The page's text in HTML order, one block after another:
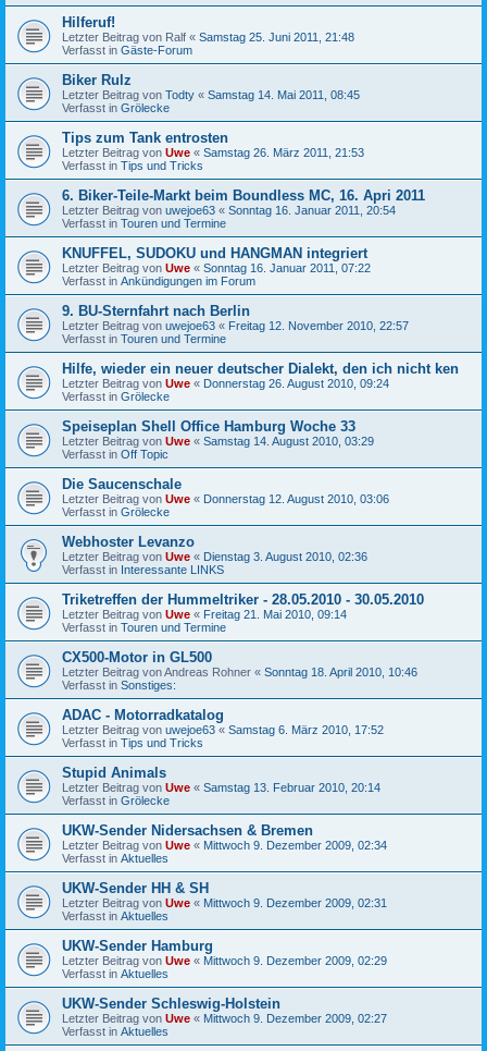
Hilferuf!
Letzter Beitrag von Ralf « Samstag 25. Juni 2011, 21:48
Verfasst in Gäste-Forum
Biker Rulz
Letzter Beitrag von Todty « Samstag 14. Mai 2011, 08:45
Verfasst in Grölecke
Tips zum Tank entrosten
Letzter Beitrag von Uwe « Samstag 26. März 2011, 21:53
Verfasst in Tips und Tricks
6. Biker-Teile-Markt beim Boundless MC, 16. Apri 2011
Letzter Beitrag von uwejoe63 « Sonntag 16. Januar 2011, 20:54
Verfasst in Touren und Termine
KNUFFEL, SUDOKU und HANGMAN integriert
Letzter Beitrag von Uwe « Sonntag 16. Januar 2011, 07:22
Verfasst in Ankündigungen im Forum
9. BU-Sternfahrt nach Berlin
Letzter Beitrag von uwejoe63 « Freitag 12. November 2010, 22:57
Verfasst in Touren und Termine
Hilfe, wieder ein neuer deutscher Dialekt, den ich nicht ken
Letzter Beitrag von Uwe « Donnerstag 26. August 2010, 09:24
Verfasst in Grölecke
Speiseplan Shell Office Hamburg Woche 33
Letzter Beitrag von Uwe « Samstag 14. August 2010, 03:29
Verfasst in Off Topic
Die Saucenschale
Letzter Beitrag von Uwe « Donnerstag 12. August 2010, 03:06
Verfasst in Grölecke
Webhoster Levanzo
Letzter Beitrag von Uwe « Dienstag 3. August 2010, 02:36
Verfasst in Interessante LINKS
Triketreffen der Hummeltriker - 28.05.2010 - 30.05.2010
Letzter Beitrag von Uwe « Freitag 21. Mai 2010, 09:14
Verfasst in Touren und Termine
CX500-Motor in GL500
Letzter Beitrag vonAndreas Rohner « Sonntag 18. April 2010, 10:46
Verfasst in Sonstiges:
ADAC - Motorradkatalog
Letzter Beitrag von uwejoe63 « Samstag 6. März 2010, 17:52
Verfasst in Tips und Tricks
Stupid Animals
Letzter Beitrag von Uwe « Samstag 13. Februar 2010, 20:14
Verfasst in Grölecke
UKW-Sender Nidersachsen & Bremen
Letzter Beitrag von Uwe « Mittwoch 9. Dezember 2009, 02:34
Verfasst in Aktuelles
UKW-Sender HH & SH
Letzter Beitrag von Uwe « Mittwoch 9. Dezember 2009, 02:31
Verfasst in Aktuelles
UKW-Sender Hamburg
Letzter Beitrag von Uwe « Mittwoch 9. Dezember 2009, 02:29
Verfasst in Aktuelles
UKW-Sender Schleswig-Holstein
Letzter Beitrag von Uwe « Mittwoch 9. Dezember 2009, 02:27
Verfasst in Aktuelles